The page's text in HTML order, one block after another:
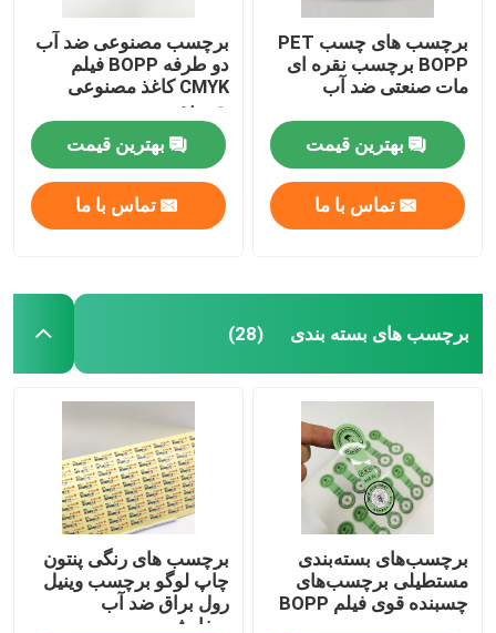
برچسب های ملزومات خانگی
برچسب های هشدار دهنده
برچسب های ضد تقلبی
استیکرهای اپوکسی سه بعدی
برچسب های سفارشی برش قالب
پچ های تعمیری بادی
برچسب های چسب PET
BOPP برچسب نقره ای
مات صنعتی ضد آب
بهترین قیمت
تماس با ما
برچسب مصنوعی ضد آب
دو طرفه BOPP فیلم
CMYK کاغذ مصنوعی
چسبنده
بهترین قیمت
تماس با ما
برچسب های بسته بندی (28)
برچسب‌های بسته‌بندی
مستطیلی برچسب‌های
چسبنده قوی فیلم BOPP
برچسب های رنگی پنتون
چاپ لوگو برچسب وینیل
رول براق ضد آب
سفارشی